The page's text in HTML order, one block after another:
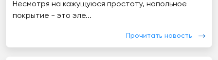
Несмотря на кажущуюся простоту, напольное
покрытие - это эле...
Прочитать новость